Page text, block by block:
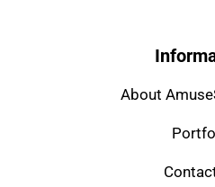
About